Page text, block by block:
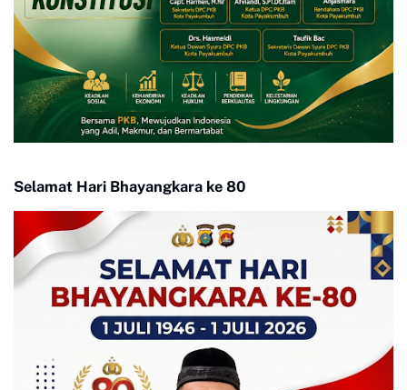
Selamat Hari Bhayangkara ke 80